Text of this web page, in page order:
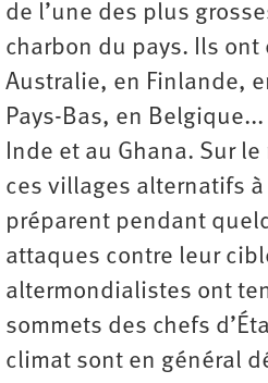
de l’une des plus
charbon du pays. Ils ont
Australie, en Finlande,
Pays-Bas, en
Inde et au Ghana. Sur
ces villages alternatifs
préparent pendant
attaques contre leur
altermondialistes ont
sommets des chefs
climat sont en général